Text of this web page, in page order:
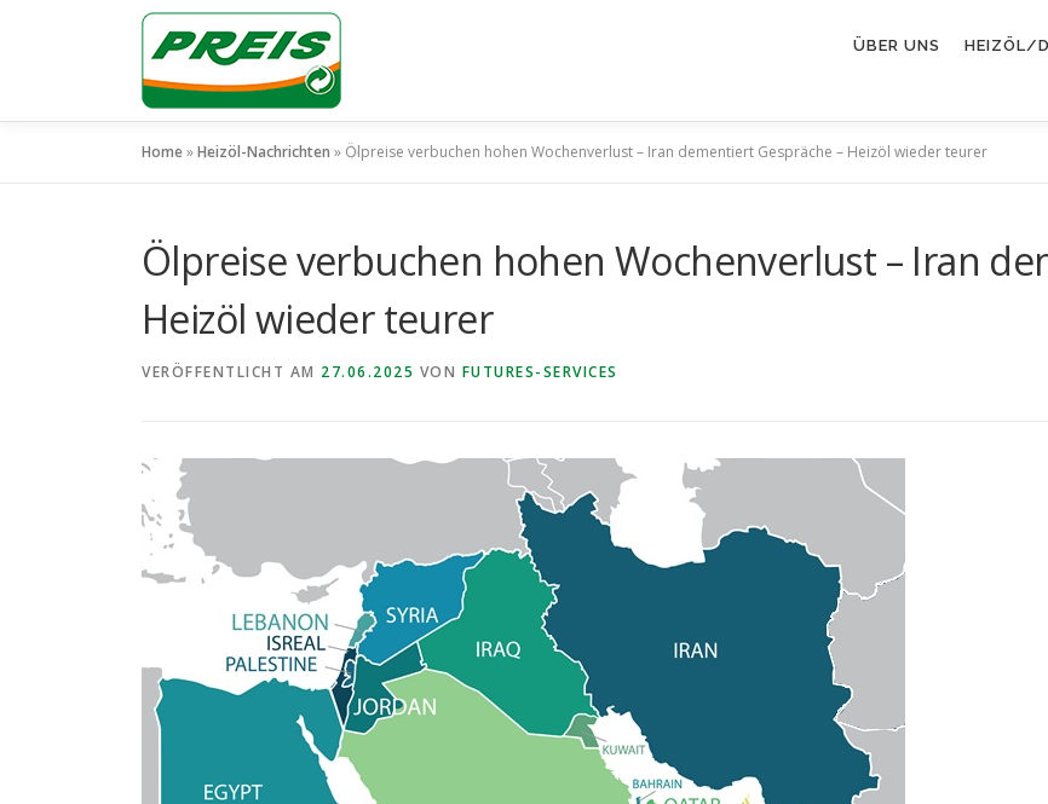
ÜBER UNS HEIZÖL/
Home»Heizöl-Nachrichten » Ölpreise verbuchen hohen Wochenverlust – Iran dementiert Gespräche – Heizöl wieder teurer
Ölpreise verbuchen hohen Wochenverlust – Iran
Heizöl wieder teurer
VERÖFFENTLICHT AM 27.06.2025 VON FUTURES-SERVICES